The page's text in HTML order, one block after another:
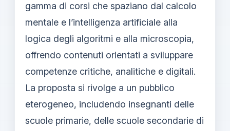
gamma di corsi che spaziano dal calcolo
mentale e l’intelligenza artificiale alla
logica degli algoritmi e alla microscopia,
offrendo contenuti orientati a sviluppare
competenze critiche, analitiche e digitali.
La proposta si rivolge a un pubblico
eterogeneo, includendo insegnanti delle
scuole primarie, delle scuole secondarie di